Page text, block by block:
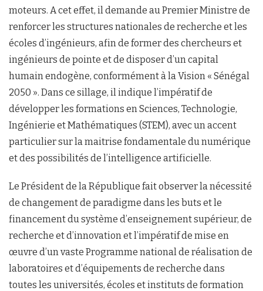
moteurs. A cet effet, il demande au Premier Ministre de
renforcer les structures nationales de recherche et les
écoles d’ingénieurs, afin de former des chercheurs et
ingénieurs de pointe et de disposer d’un capital
humain endogène, conformément à la Vision « Sénégal
2050 ». Dans ce sillage, il indique l’impératif de
développer les formations en Sciences, Technologie,
Ingénierie et Mathématiques (STEM), avec un accent
particulier sur la maitrise fondamentale du numérique
et des possibilités de l’intelligence artificielle.
Le Président de la République fait observer la nécessité
de changement de paradigme dans les buts et le
financement du système d’enseignement supérieur, de
recherche et d’innovation et l’impératif de mise en
œuvre d’un vaste Programme national de réalisation de
laboratoires et d’équipements de recherche dans
toutes les universités, écoles et instituts de formation